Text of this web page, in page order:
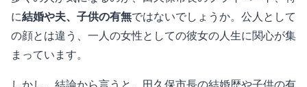
に結婚や夫、子供の有無ではないでしょうか。公人として
の顔とは違う、一人の女性としての彼女の人生に関心が集
まっています。